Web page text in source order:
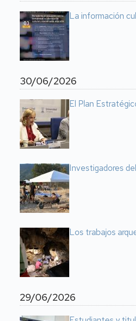
La información
30/06/2026
El Plan
Investigadores
Los trabajos
29/06/2026